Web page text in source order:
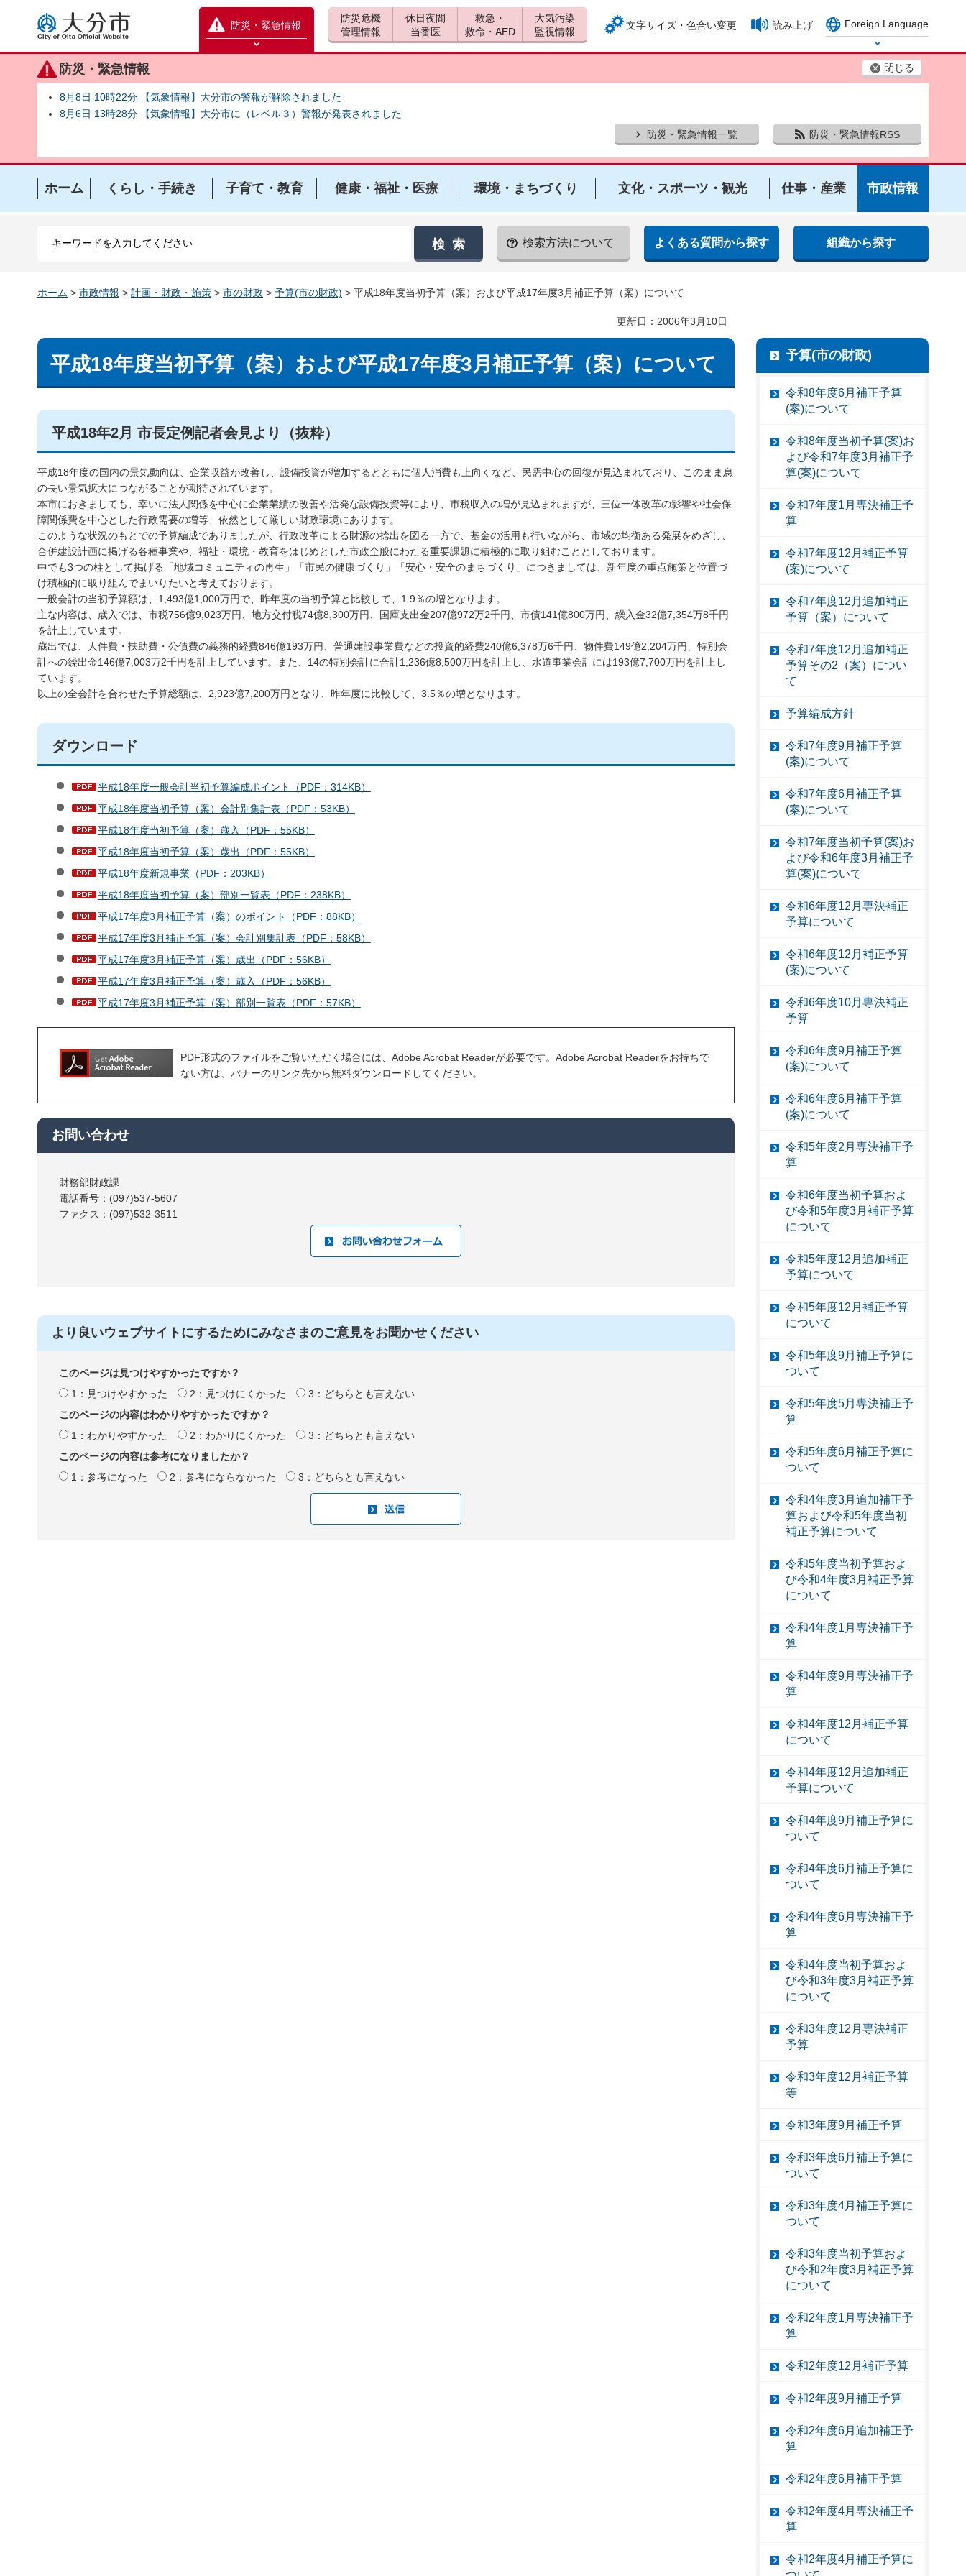
大分市
防災・緊急情報
防災緊急情報を開く
防災・緊急情報 閉じる
8月8日 10時22分 【気象情報】大分市の警報が解除されました
8月6日 13時28分 【気象情報】大分市に（レベル３）警報が発表されました
防災・緊急情報一覧
防災・緊急情報RSS
防災危機
管理情報
休日夜間
当番医
救急・
救命・AED
大気汚染
監視情報
文字サイズ・色合い変更 読み上げ
Foreign Language
Select Language
ホーム くらし・手続き 子育て・教育 健康・福祉・医療 環境・まちづくり 文化・スポーツ・観光 仕事・産業 市政情報
検索方法について よくある質問から探す 組織から探す
ホーム > 市政情報 > 計画・財政・施策 > 市の財政 > 予算(市の財政) > 平成18年度当初予算（案）および平成17年度3月補正予算（案）について
更新日：2006年3月10日
平成18年度当初予算（案）および平成17年度3月補正予算（案）について
平成18年2月 市長定例記者会見より（抜粋）
平成18年度の国内の景気動向は、企業収益が改善し、設備投資が増加するとともに個人消費も上向くなど、民需中心の回復が見込まれており、このまま息
の長い景気拡大につながることが期待されています。
本市におきましても、幸いに法人関係を中心に企業業績の改善や活発な設備投資等により、市税収入の増が見込まれますが、三位一体改革の影響や社会保
障関係費を中心とした行政需要の増等、依然として厳しい財政環境にあります。
このような状況のもとでの予算編成でありましたが、行政改革による財源の捻出を図る一方で、基金の活用も行いながら、市域の均衡ある発展をめざし、
合併建設計画に掲げる各種事業や、福祉・環境・教育をはじめとした市政全般にわたる重要課題に積極的に取り組むこととしております。
中でも3つの柱として掲げる「地域コミュニティの再生」「市民の健康づくり」「安心・安全のまちづくり」につきましては、新年度の重点施策と位置づ
け積極的に取り組んでまいりたいと考えております。
一般会計の当初予算額は、1,493億1,000万円で、昨年度の当初予算と比較して、1.9％の増となります。
主な内容は、歳入では、市税756億9,023万円、地方交付税74億8,300万円、国庫支出金207億972万2千円、市債141億800万円、繰入金32億7,354万8千円
を計上しています。
歳出では、人件費・扶助費・公債費の義務的経費846億193万円、普通建設事業費などの投資的経費240億6,378万6千円、物件費149億2,204万円、特別会
計への繰出金146億7,003万2千円を計上しています。また、14の特別会計に合計1,236億8,500万円を計上し、水道事業会計には193億7,700万円を計上し
ています。
以上の全会計を合わせた予算総額は、2,923億7,200万円となり、昨年度に比較して、3.5％の増となります。
ダウンロード
平成18年度一般会計当初予算編成ポイント（PDF：314KB）
平成18年度当初予算（案）会計別集計表（PDF：53KB）
平成18年度当初予算（案）歳入（PDF：55KB）
平成18年度当初予算（案）歳出（PDF：55KB）
平成18年度新規事業（PDF：203KB）
平成18年度当初予算（案）部別一覧表（PDF：238KB）
平成17年度3月補正予算（案）のポイント（PDF：88KB）
平成17年度3月補正予算（案）会計別集計表（PDF：58KB）
平成17年度3月補正予算（案）歳出（PDF：56KB）
平成17年度3月補正予算（案）歳入（PDF：56KB）
平成17年度3月補正予算（案）部別一覧表（PDF：57KB）
PDF形式のファイルをご覧いただく場合には、Adobe Acrobat Readerが必要です。Adobe Acrobat Readerをお持ちで
ない方は、バナーのリンク先から無料ダウンロードしてください。
お問い合わせ
財務部財政課
電話番号：(097)537-5607
ファクス：(097)532-3511
より良いウェブサイトにするためにみなさまのご意見をお聞かせください
このページは見つけやすかったですか？
1：見つけやすかった
2：見つけにくかった
3：どちらとも言えない
このページの内容はわかりやすかったですか？
1：わかりやすかった
2：わかりにくかった
3：どちらとも言えない
このページの内容は参考になりましたか？
1：参考になった
2：参考にならなかった 3：どちらとも言えない
予算(市の財政)
令和8年度6月補正予算
(案)について
令和8年度当初予算(案)お
よび令和7年度3月補正予
算(案)について
令和7年度1月専決補正予
算
令和7年度12月補正予算
(案)について
令和7年度12月追加補正
予算（案）について
令和7年度12月追加補正
予算その2（案）につい
て
予算編成方針
令和7年度9月補正予算
(案)について
令和7年度6月補正予算
(案)について
令和7年度当初予算(案)お
よび令和6年度3月補正予
算(案)について
令和6年度12月専決補正
予算について
令和6年度12月補正予算
(案)について
令和6年度10月専決補正
予算
令和6年度9月補正予算
(案)について
令和6年度6月補正予算
(案)について
令和5年度2月専決補正予
算
令和6年度当初予算およ
び令和5年度3月補正予算
について
令和5年度12月追加補正
予算について
令和5年度12月補正予算
について
令和5年度9月補正予算に
ついて
令和5年度5月専決補正予
算
令和5年度6月補正予算に
ついて
令和4年度3月追加補正予
算および令和5年度当初
補正予算について
令和5年度当初予算およ
び令和4年度3月補正予算
について
令和4年度1月専決補正予
算
令和4年度9月専決補正予
算
令和4年度12月補正予算
について
令和4年度12月追加補正
予算について
令和4年度9月補正予算に
ついて
令和4年度6月補正予算に
ついて
令和4年度6月専決補正予
算
令和4年度当初予算およ
び令和3年度3月補正予算
について
令和3年度12月専決補正
予算
令和3年度12月補正予算
等
令和3年度9月補正予算
令和3年度6月補正予算に
ついて
令和3年度4月補正予算に
ついて
令和3年度当初予算およ
び令和2年度3月補正予算
について
令和2年度1月専決補正予
算
令和2年度12月補正予算
令和2年度9月補正予算
令和2年度6月追加補正予
算
令和2年度6月補正予算
令和2年度4月専決補正予
算
令和2年度4月補正予算に